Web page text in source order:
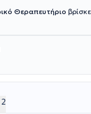
Θεραπευτήριο